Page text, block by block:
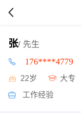
张/ 先生
176****4779
22岁 大专
工作经验